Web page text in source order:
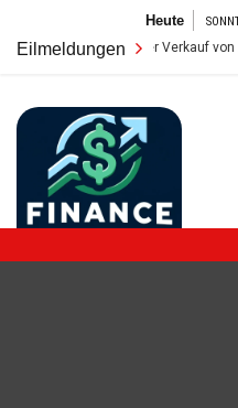
springen
Heute
Eilmeldungen
der Verkauf von Altsand und
Finanzielle Bildung für alle